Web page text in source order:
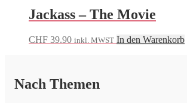
Jackass – The Movie
CHF 39.90 inkl. MWST In den Warenkorb
Nach Themen